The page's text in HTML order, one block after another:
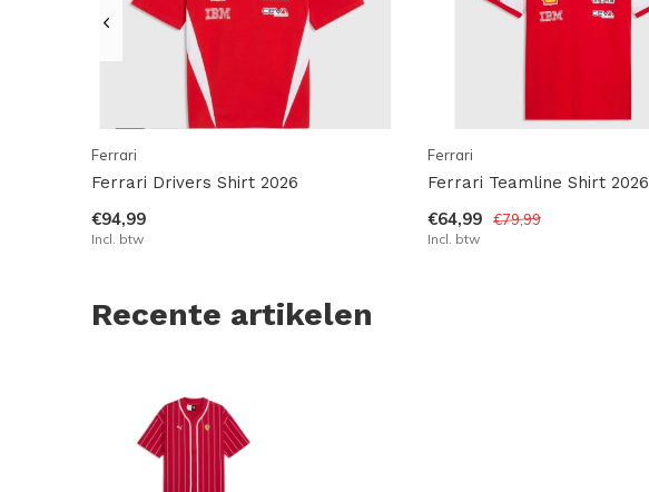
Ferrari
Ferrari Drivers Shirt 2026
€94,99
Incl. btw
Ferrari
Ferrari Teamline Shirt 2026
€64,99 €79,99
Incl. btw
Recente artikelen